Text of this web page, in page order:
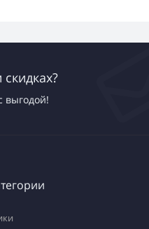
выгодой!